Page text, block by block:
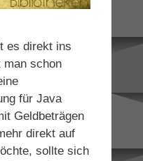
es direkt ins
man schon
für Java
Geldbeträgen
direkt auf
sollte sich